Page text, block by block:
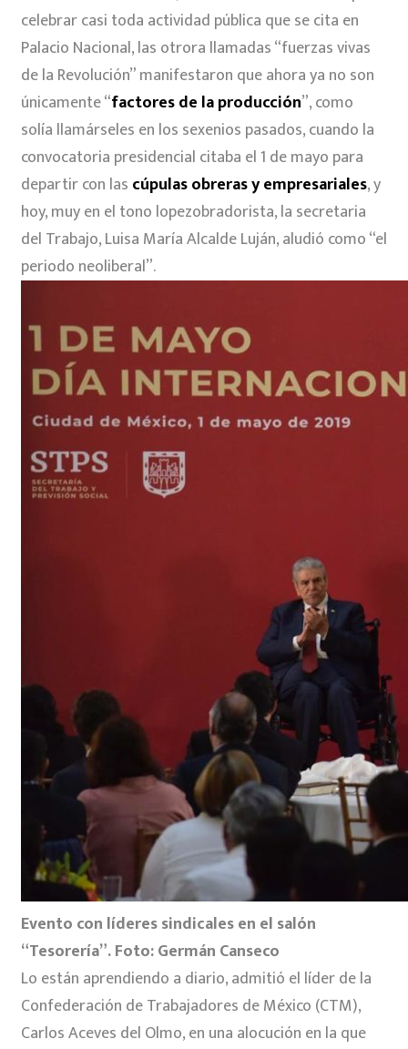
celebrar casi toda actividad pública que se cita en
Palacio Nacional, las otrora llamadas “fuerzas vivas
de la Revolución” manifestaron que ahora ya no son
únicamente “factores de la producción”, como
solía llamárseles en los sexenios pasados, cuando la
convocatoria presidencial citaba el 1 de mayo para
departir con las cúpulas obreras y empresariales, y
hoy, muy en el tono lopezobradorista, la secretaria
del Trabajo, Luisa María Alcalde Luján, aludió como “el
periodo neoliberal”.
Evento con líderes sindicales en el salón
“Tesorería”. Foto: Germán Canseco
Lo están aprendiendo a diario, admitió el líder de la
Confederación de Trabajadores de México (CTM),
Carlos Aceves del Olmo, en una alocución en la que